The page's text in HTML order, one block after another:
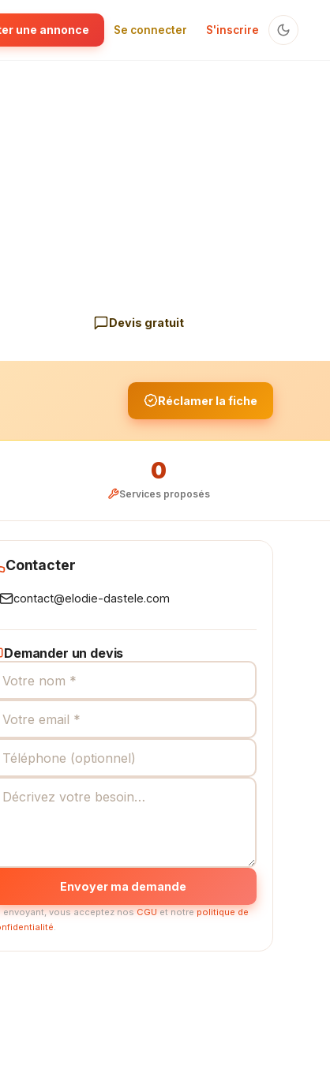
une annonce Se connecter S'inscrire
Devis gratuit
Réclamer la fiche
0
Services proposés
Contacter
contact@elodie-dastele.com
Demander un devis
Envoyer ma demande
envoyant, vous acceptez nosCGUet notrepolitique de
.